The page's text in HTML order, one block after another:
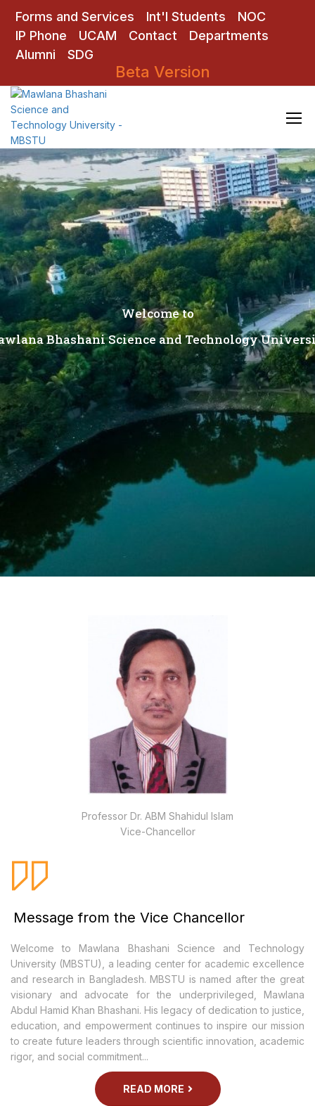
Forms and Services Int'l Students
NOC
IP Phone
UCAM Contact
Departments
Alumni
SDG
Beta Version
Welcome to
BhashaniScienceandTechnology
Professor Dr. ABM Shahidul Islam
Vice-Chancellor
Message from the Vice Chancellor
Welcome to Mawlana Bhashani Science and Technology
University (MBSTU), a leading center for academic excellence
and research in Bangladesh. MBSTU is named after the great
visionary and advocate for the underprivileged, Mawlana
Abdul Hamid Khan Bhashani. His legacy of dedication to justice,
education, and empowerment continues to inspire our mission
to create future leaders through scientific innovation, academic
rigor, and social commitment...
READ MORE